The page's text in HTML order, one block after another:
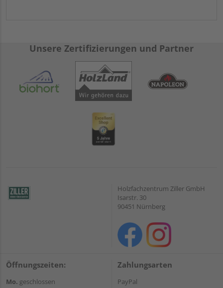
Unsere Zertifizierungen und Partner
Holzfachzentrum Ziller GmbH
Isarstr. 30
90451 Nürnberg
Öffnungszeiten:
Mo. geschlossen
Zahlungsarten
PayPal